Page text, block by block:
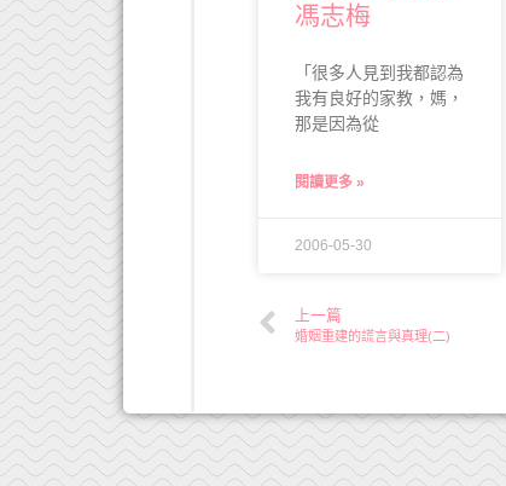
馮志梅
「很多人見到我都認為
我有良好的家教，媽，
那是因為從
閱讀更多 »
2006-05-30
上一篇
婚姻重建的謊言與真理(二)